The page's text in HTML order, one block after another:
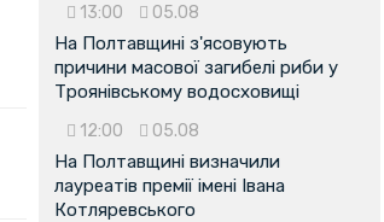
13:00 05.08
На Полтавщині з'ясовують
причини масової загибелі риби у
Троянівському водосховищі
12:00 05.08
На Полтавщині визначили
лауреатів премії імені Івана
Котляревського